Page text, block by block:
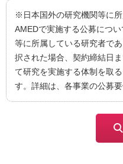
※日本国外の研究機関等に
AMEDで実施する公募につ
等に所属している研究者で
択された場合、契約締結日
て研究を実施する体制を取
す。詳細は、各事業の公募